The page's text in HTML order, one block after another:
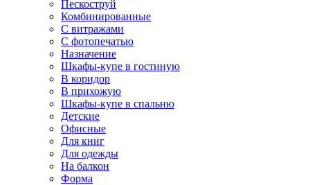
Пескоструй
Комбинированные
С витражами
С фотопечатью
Назначение
Шкафы-купе в гостиную
В коридор
В прихожую
Шкафы-купе в спальню
Детские
Офисные
Для книг
Для одежды
На балкон
Форма